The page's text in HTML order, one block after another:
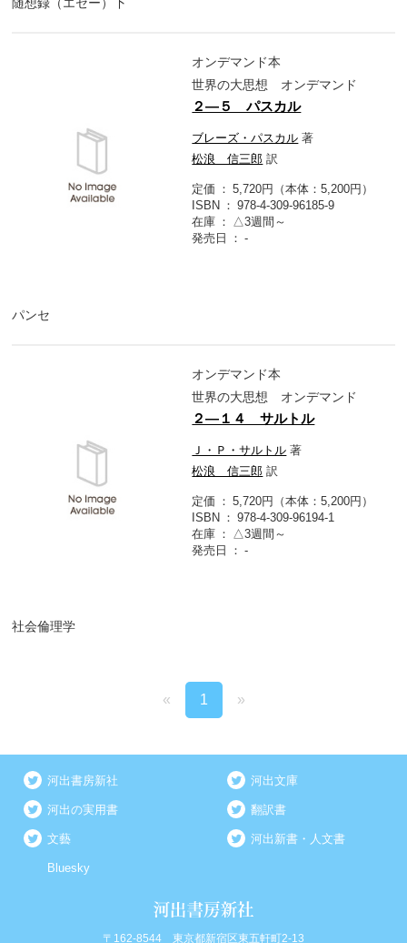
オンデマンド本
世界の大思想 オンデマンド
２―５ パスカル
ブレーズ・パスカル 著
松浪 信三郎 訳
定価
5,720円（本体：5,200円）
ISBN
978-4-309-96185-9
在庫
△3週間～
発売日
-
パンセ
オンデマンド本
世界の大思想 オンデマンド
２―１４ サルトル
Ｊ・Ｐ・サルトル 著
松浪 信三郎 訳
定価
5,720円（本体：5,200円）
ISBN
978-4-309-96194-1
在庫
△3週間～
発売日
-
社会倫理学
« 1 »
河出書房新社 河出文庫
河出の実用書 翻訳書
文藝 河出新書・人文書
Bluesky
〒162-8544 東京都新宿区東五軒町2-13